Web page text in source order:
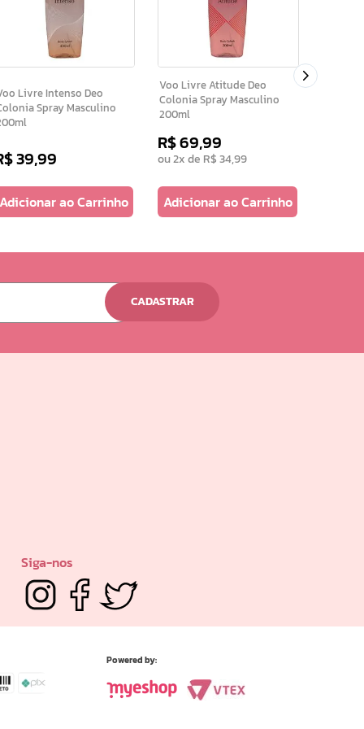
Livre Intenso Deo
Spray Masculino
39,99
ao Carrinho
Voo Livre Atitude Deo
Colonia Spray Masculino
200ml
R$69,99
ou2x de R$ 34,99
Adicionar ao Carrinho
CADASTRAR
Siga-nos
Powered by: